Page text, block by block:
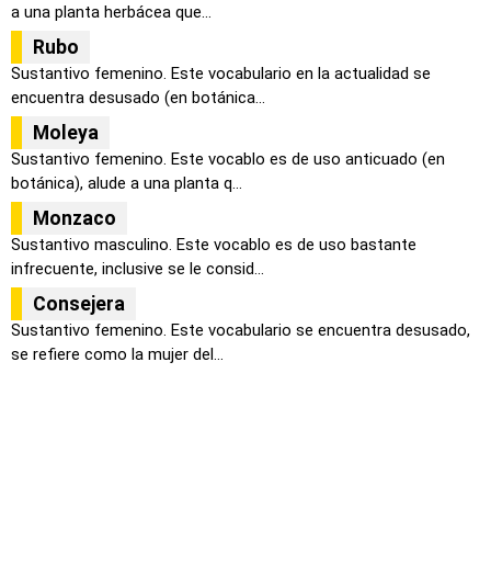
a una planta herbácea que...
Rubo
Sustantivo femenino. Este vocabulario en la actualidad se
encuentra desusado (en botánica...
Moleya
Sustantivo femenino. Este vocablo es de uso anticuado (en
botánica), alude a una planta q...
Monzaco
Sustantivo masculino. Este vocablo es de uso bastante
infrecuente, inclusive se le consid...
Consejera
Sustantivo femenino. Este vocabulario se encuentra desusado,
se refiere como la mujer del...